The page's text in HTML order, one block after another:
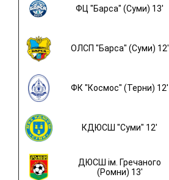
ФЦ "Барса" (Суми) 13'
ОЛСП "Барса" (Суми) 12'
ФК "Космос" (Терни) 12'
КДЮСШ "Суми" 12'
ДЮСШ ім. Гречаного
(Ромни) 13'